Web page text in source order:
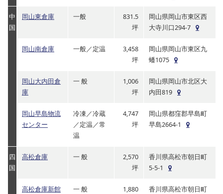
中
国
岡山東倉庫 一般
831.5
坪
岡山県岡山市東区西
大寺川口294-7
岡山南倉庫 一般／定温
3,458
坪
岡山県岡山市東区九
蟠1075
岡山大内田倉
庫
一 般
1,006
坪
岡山県岡山市北区大
内田819
岡山早島物流
センター
冷凍／冷蔵
／定温／常
温
4,747
坪
岡山県都窪郡早島町
早島2664-1
四
国
高松倉庫 一 般
2,570
坪
香川県高松市朝日町
5-5-1
高松倉庫新館 一 般
1,880
香川県高松市朝日町